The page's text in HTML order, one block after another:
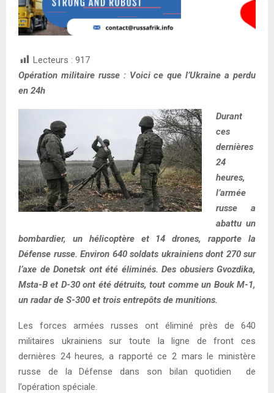
Lecteurs : 917
Opération militaire russe : Voici ce que l’Ukraine a perdu
en 24h
Durant
ces
dernières
24
heures,
l’armée
russe a
abattu un
bombardier, un hélicoptère et 14 drones, rapporte la
Défense russe. Environ 640 soldats ukrainiens dont 270 sur
l’axe de Donetsk ont été éliminés. Des obusiers Gvozdika,
Msta-B et D-30 ont été détruits, tout comme un Bouk M-1,
un radar de S-300 et trois entrepôts de munitions.
Les forces armées russes ont éliminé près de 640
militaires ukrainiens sur toute la ligne de front ces
dernières 24 heures, a rapporté ce 2 mars le ministère
russe de la Défense dans son bilan quotidien de
l’opération spéciale.